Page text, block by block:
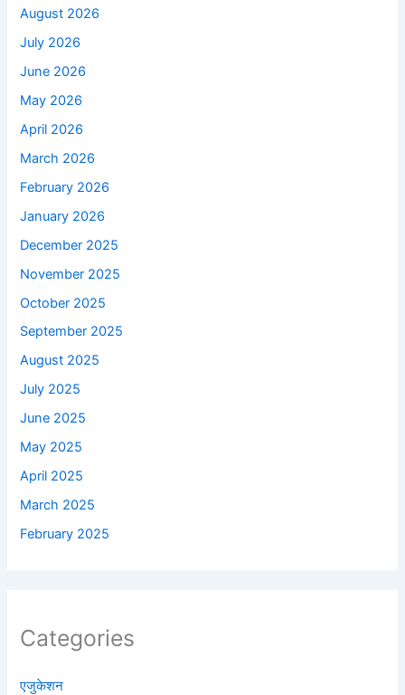
August 2026
July 2026
June 2026
May 2026
April 2026
March 2026
February 2026
January 2026
December 2025
November 2025
October 2025
September 2025
August 2025
July 2025
June 2025
May 2025
April 2025
March 2025
February 2025
Categories
एजुकेशन